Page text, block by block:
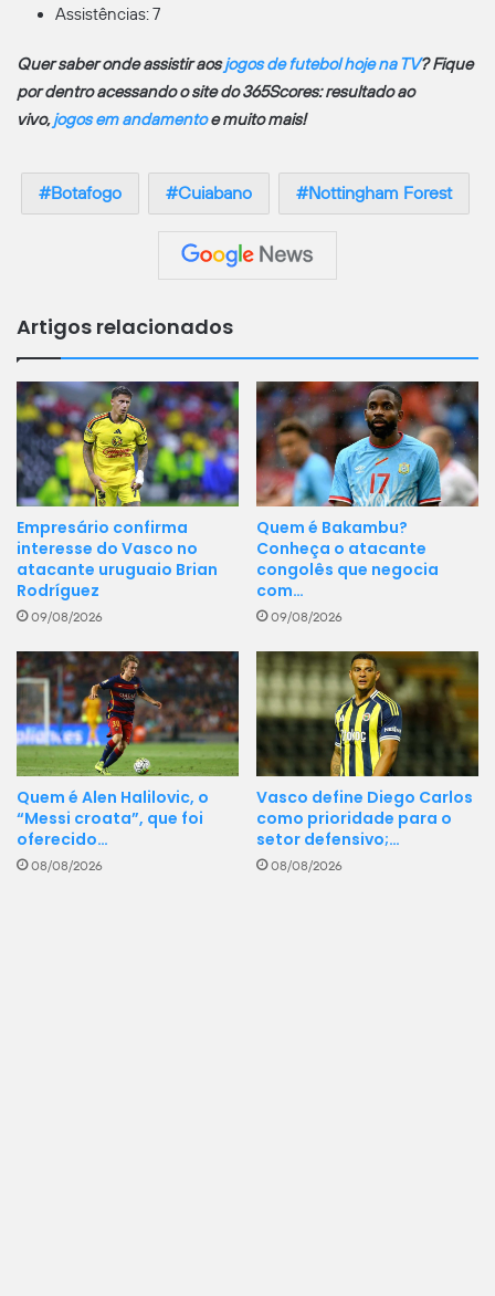
Assistências: 7
Quer saber onde assistir aosjogos de futebol hoje na TV? Fique
por dentro acessando o site do 365Scores: resultado ao
vivo,jogos em andamentoe muito mais!
Botafogo Cuiabano Nottingham Forest
Artigos relacionados
Empresário confirma
interesse do Vasco no
atacante uruguaio Brian
Rodríguez
09/08/2026
Quem é Bakambu?
Conheça o atacante
congolês que negocia
com…
09/08/2026
Quem é Alen Halilovic, o
“Messi croata”, que foi
oferecido…
08/08/2026
Vasco define Diego Carlos
como prioridade para o
setor defensivo;…
08/08/2026